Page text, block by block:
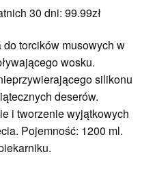
30 dni: 99.99zł
torcików musowych w
wosku.
silikonu
deserów.
i tworzenie wyjątkowych
Pojemność: 1200 ml.